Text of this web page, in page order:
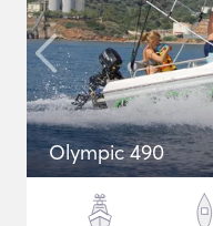
Olympic 490